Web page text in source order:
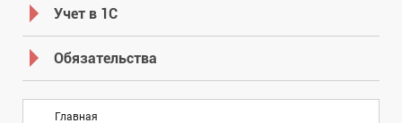
Учет в 1С
Обязательства
Главная